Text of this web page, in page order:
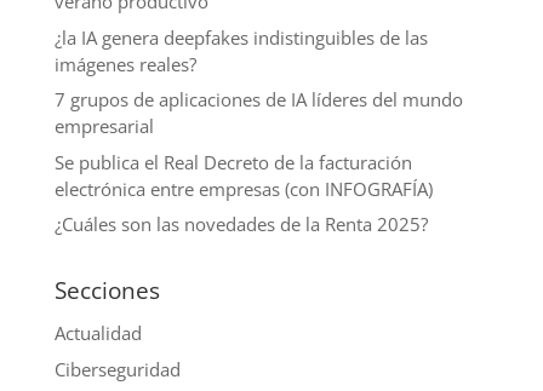
¿la IA genera deepfakes indistinguibles de las
imágenes reales?
7 grupos de aplicaciones de IA líderes del mundo
empresarial
Se publica el Real Decreto de la facturación
electrónica entre empresas (con INFOGRAFÍA)
¿Cuáles son las novedades de la Renta 2025?
Secciones
Actualidad
Ciberseguridad